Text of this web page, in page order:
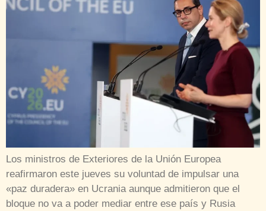
Los ministros de Exteriores de la Unión Europea
reafirmaron este jueves su voluntad de impulsar una
«paz duradera» en Ucrania aunque admitieron que el
bloque no va a poder mediar entre ese país y Rusia